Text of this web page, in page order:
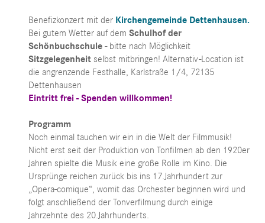
Benefizkonzert mit der Kirchengemeinde Dettenhausen.
Bei gutem Wetter auf demSchulhof der
Schönbuchschule - bitte nach Möglichkeit
Sitzgelegenheit selbst mitbringen! Alternativ-Location ist
die angrenzende Festhalle, Karlstraße 1/4, 72135
Dettenhausen
Eintritt frei - Spenden willkommen!
Programm
Noch einmal tauchen wir ein in die Welt der Filmmusik!
Nicht erst seit der Produktion von Tonfilmen ab den 1920er
Jahren spielte die Musik eine große Rolle im Kino. Die
Ursprünge reichen zurück bis ins 17.Jahrhundert zur
„Opera-comique“, womit das Orchester beginnen wird und
folgt anschließend der Tonverfilmung durch einige
Jahrzehnte des 20.Jahrhunderts.